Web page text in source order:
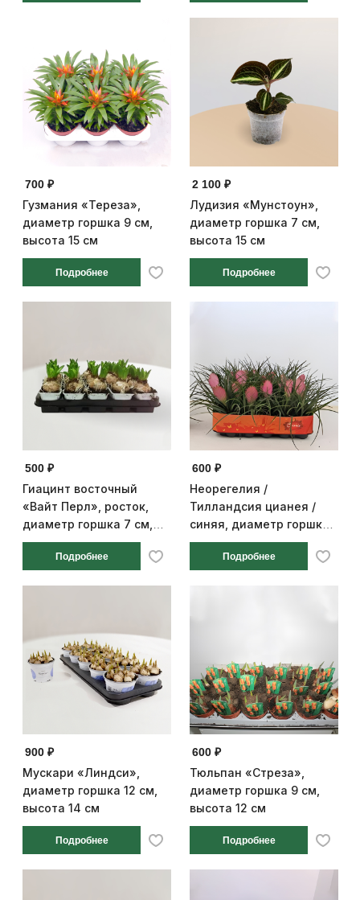
700 ₽
Гузмания «Тереза»,
диаметр горшка 9 см,
высота 15 см
Подробнее
2 100 ₽
Лудизия «Мунстоун»,
диаметр горшка 7 см,
высота 15 см
Подробнее
500 ₽
Гиацинт восточный
«Вайт Перл», росток,
диаметр горшка 7 см,
высота 15 см
Подробнее
600 ₽
Неорегелия /
Тилландсия цианея /
синяя, диаметр горшка
5,5 см, высота 15 см
Подробнее
900 ₽
Мускари «Линдси»,
диаметр горшка 12 см,
высота 14 см
Подробнее
600 ₽
Тюльпан «Стреза»,
диаметр горшка 9 см,
высота 12 см
Подробнее